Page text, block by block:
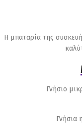
Η μπαταρία της
Γνήσιο
Γνήσια